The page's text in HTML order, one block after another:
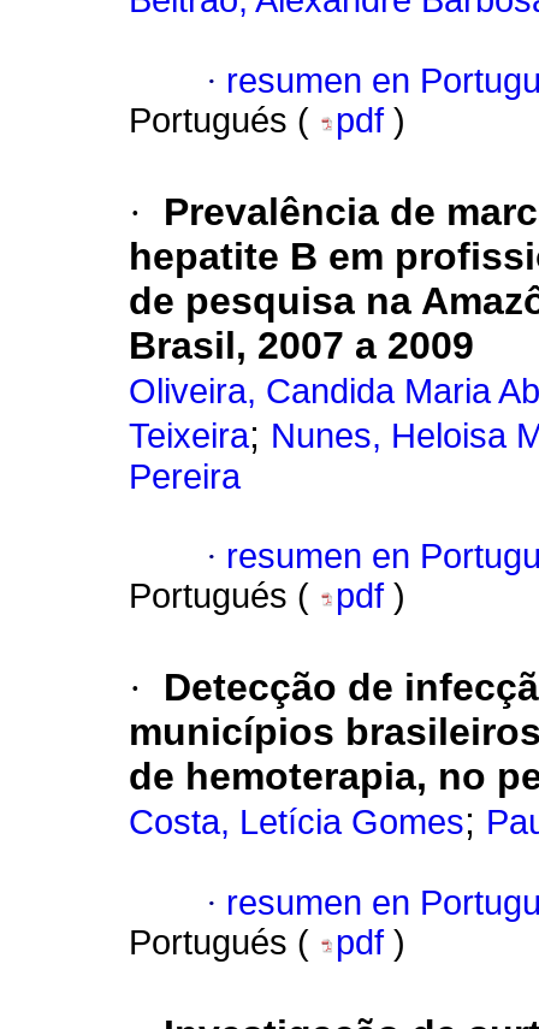
· resumen en
Portugués (
pdf )
·
Prevalência de
hepatite B em
de pesquisa na
Brasil, 2007 a 2009
Oliveira, Candida Maria
Teixeira; Nunes, Heloisa
Pereira
· resumen en
Portugués (
pdf )
·
Detecção de
municípios
de hemoterapia, no
Costa, Letícia Gomes;
· resumen en
Portugués (
pdf )